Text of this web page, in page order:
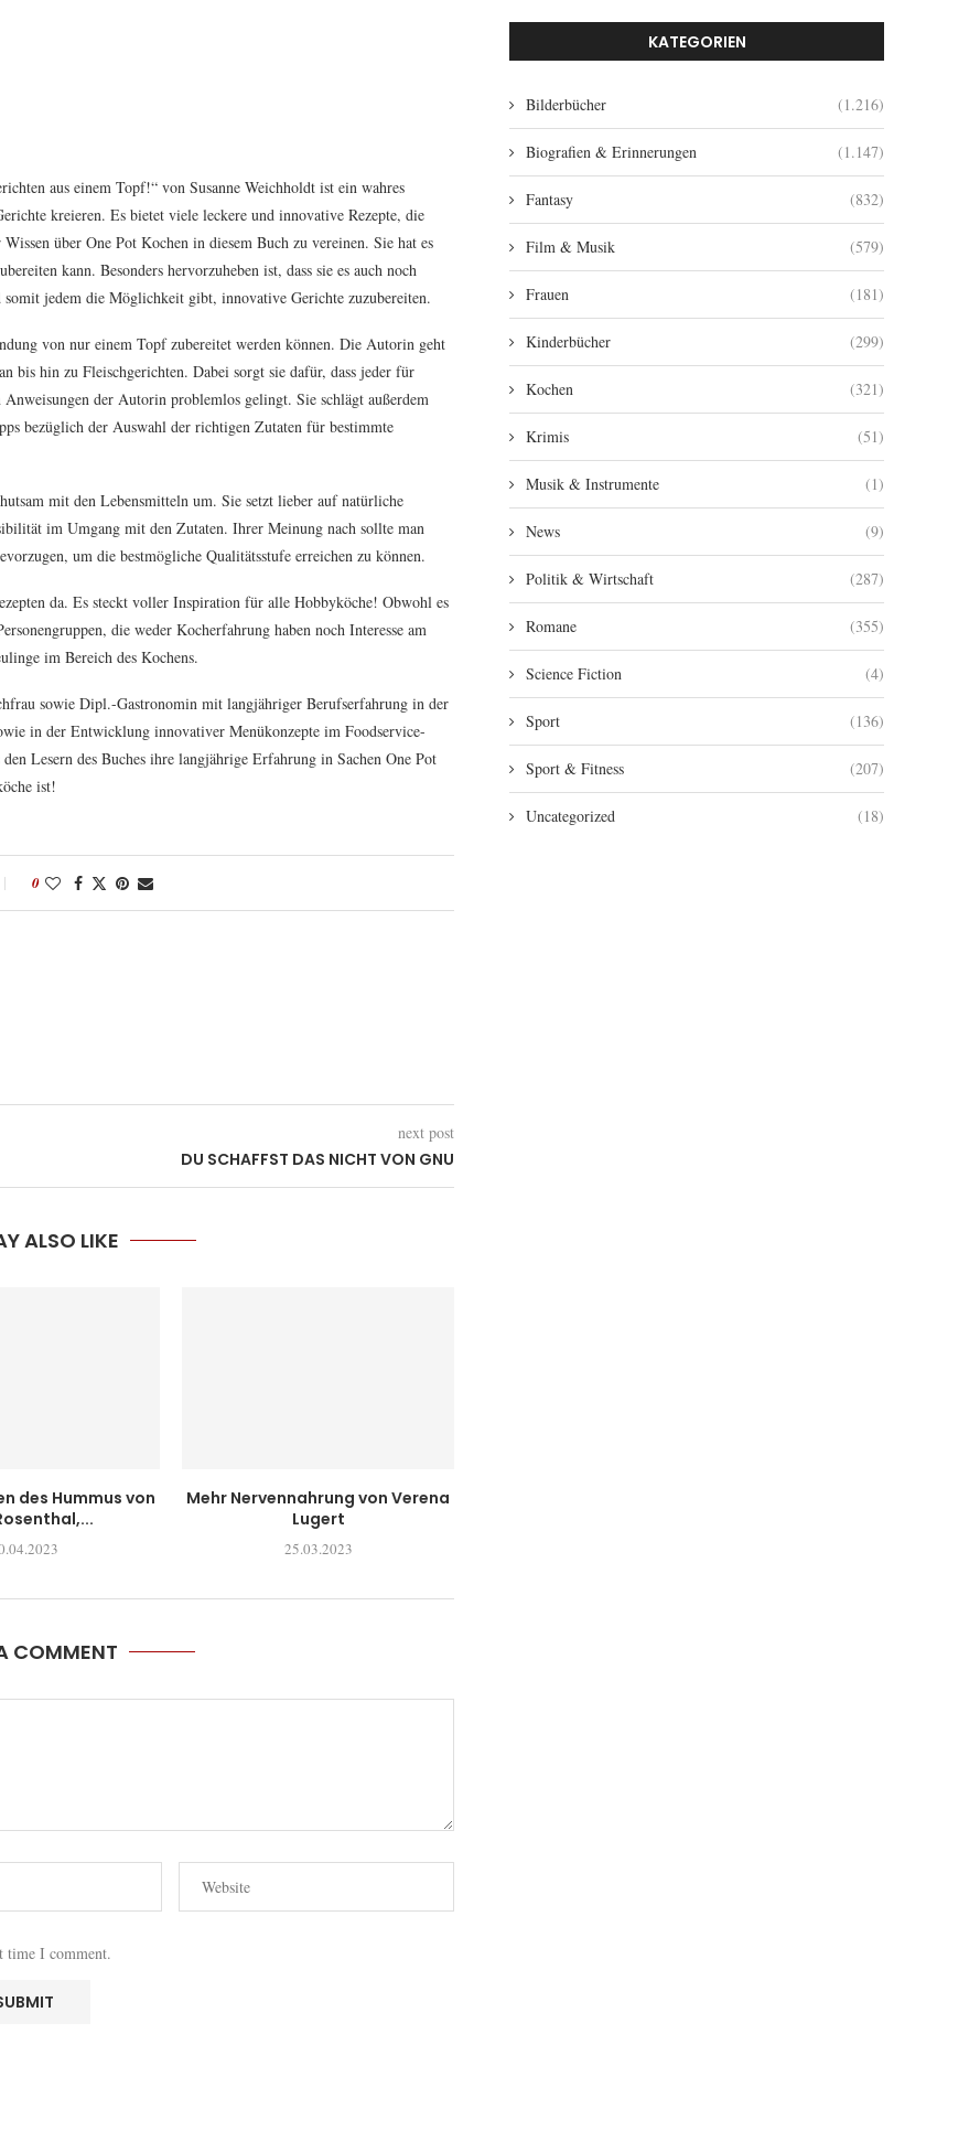
aus einem Topf!“ von Susanne Weichholdt ist ein wahres
kreieren. Es bietet viele leckere und innovative Rezepte, die
über One Pot Kochen in diesem Buch zu vereinen. Sie hat es
kann. Besonders hervorzuheben ist, dass sie es auch noch
jedem die Möglichkeit gibt, innovative Gerichte zuzubereiten.
von nur einem Topf zubereitet werden können. Die Autorin geht
bis hin zu Fleischgerichten. Dabei sorgt sie dafür, dass jeder für
der Autorin problemlos gelingt. Sie schlägt außerdem
bezüglich der Auswahl der richtigen Zutaten für bestimmte
mit den Lebensmitteln um. Sie setzt lieber auf natürliche
im Umgang mit den Zutaten. Ihrer Meinung nach sollte man
um die bestmögliche Qualitätsstufe erreichen zu können.
da. Es steckt voller Inspiration für alle Hobbyköche! Obwohl es
die weder Kocherfahrung haben noch Interesse am
im Bereich des Kochens.
sowie Dipl.-Gastronomin mit langjähriger Berufserfahrung in der
in der Entwicklung innovativer Menükonzepte im Foodservice-
Lesern des Buches ihre langjährige Erfahrung in Sachen One Pot
ist!
0
next post
DU SCHAFFST DAS NICHT VON GNU
ALSO LIKE
des Hummus von
Mehr Nervennahrung von Verena
Lugert
25.03.2023
COMMENT
time I comment.
KATEGORIEN
Bilderbücher (1.216)
Biografien & Erinnerungen (1.147)
Fantasy (832)
Film & Musik (579)
Frauen (181)
Kinderbücher (299)
Kochen (321)
Krimis (51)
Musik & Instrumente (1)
News (9)
Politik & Wirtschaft (287)
Romane (355)
Science Fiction (4)
Sport (136)
Sport & Fitness (207)
Uncategorized (18)